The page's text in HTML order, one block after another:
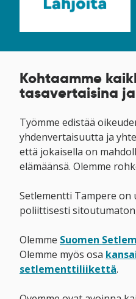
Kohtaamme
tasavertaisina
Työmme edistää
yhdenvertaisuutta ja
että jokaisella on
elämäänsä. Olemme
Setlementti Tampere on
poliittisesti
Olemme Suomen
Olemme myös osa
setlementtiliikettä.